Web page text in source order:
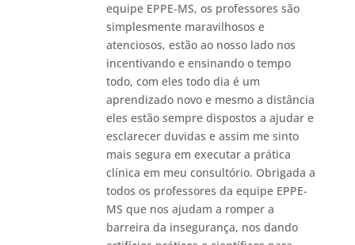
equipe EPPE-MS, os professores são
simplesmente maravilhosos e
atenciosos, estão ao nosso lado nos
incentivando e ensinando o tempo
todo, com eles todo dia é um
aprendizado novo e mesmo a distância
eles estão sempre dispostos a ajudar e
esclarecer duvidas e assim me sinto
mais segura em executar a prática
clínica em meu consultório. Obrigada a
todos os professores da equipe EPPE-
MS que nos ajudam a romper a
barreira da insegurança, nos dando